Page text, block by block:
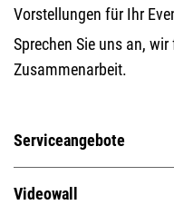
Vorstellungen für Ihr
Sprechen Sie uns an,
Zusammenarbeit.
Serviceangebote
Videowall